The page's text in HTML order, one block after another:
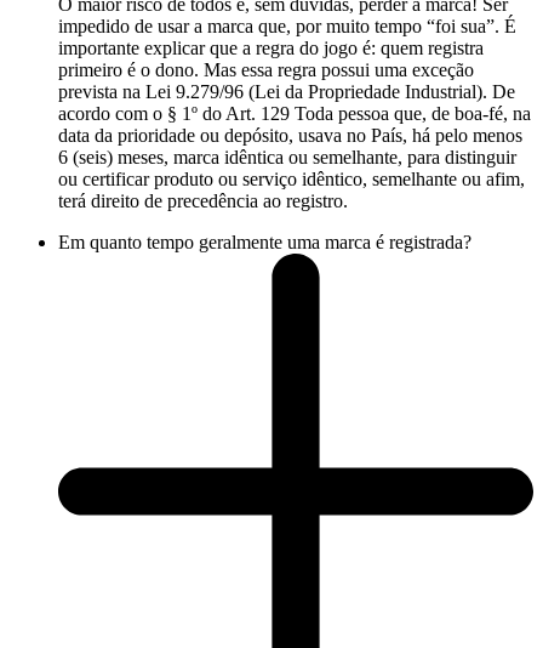
O maior risco de todos é, sem dúvidas, perder a marca! Ser
impedido de usar a marca que, por muito tempo “foi sua”. É
importante explicar que a regra do jogo é: quem registra
primeiro é o dono. Mas essa regra possui uma exceção
prevista na Lei 9.279/96 (Lei da Propriedade Industrial). De
acordo com o § 1º do Art. 129 Toda pessoa que, de boa-fé, na
data da prioridade ou depósito, usava no País, há pelo menos
6 (seis) meses, marca idêntica ou semelhante, para distinguir
ou certificar produto ou serviço idêntico, semelhante ou afim,
terá direito de precedência ao registro.
Em quanto tempo geralmente uma marca é registrada?